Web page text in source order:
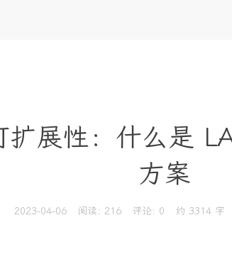
扩展性：什么是
方案
2023-04-06 阅读: 216 评论: 0 约 3314 字